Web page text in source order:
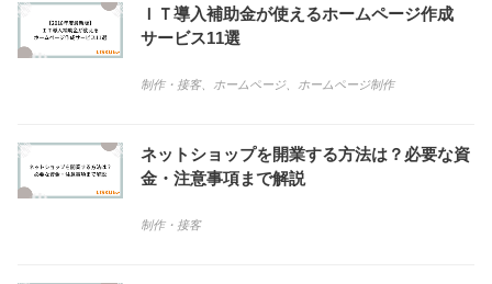
ＩＴ導入補助金が使えるホームページ作成
サービス11選
制作・接客、 ホームページ、 ホームページ制作
ネットショップを開業する方法は？必要な資
金・注意事項まで解説
制作・接客